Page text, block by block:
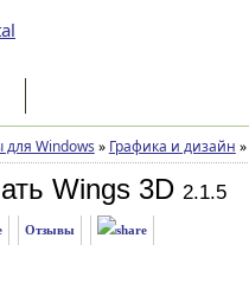
Windows » Графика и дизайн »
Wings 3D 2.1.5
Отзывы